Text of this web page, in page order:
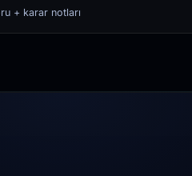
+ karar notları